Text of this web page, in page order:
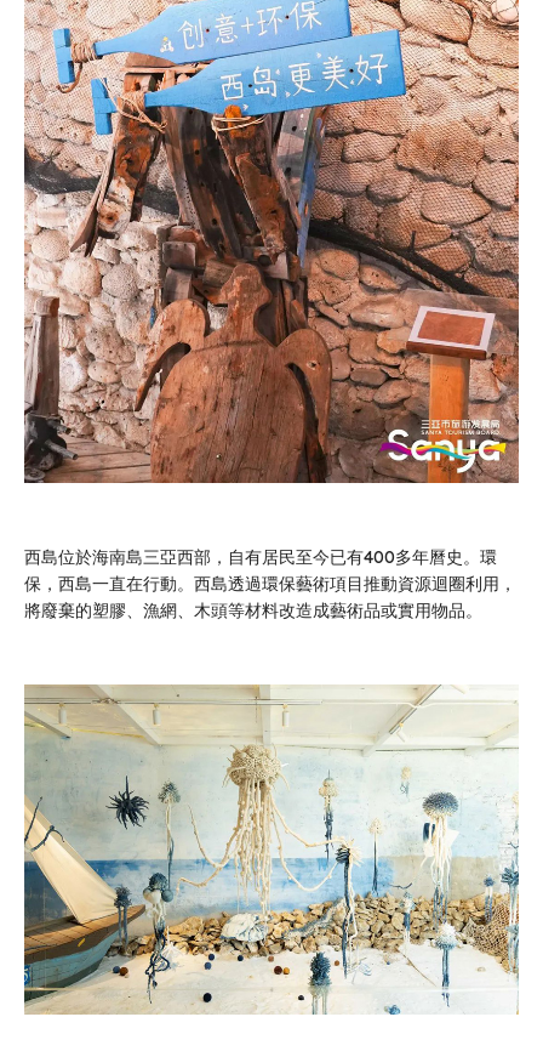
西島位於海南島三亞西部，自有居民至今已有400多年曆史。環
保，西島一直在行動。西島透過環保藝術項目推動資源迴圈利用，
將廢棄的塑膠、漁網、木頭等材料改造成藝術品或實用物品。